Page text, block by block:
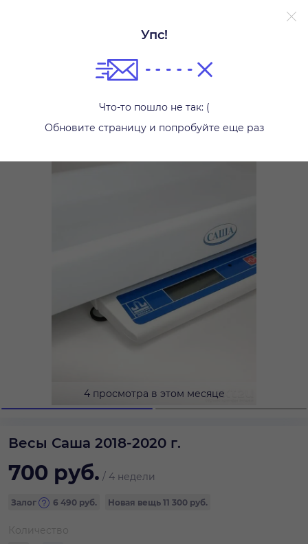
Упс!
Что-то пошло не так: (
Обновите страницу и попробуйте еще раз
4 просмотра в этом месяце
Весы Саша 2018-2020 г.
700 руб. / 4 недели
Залог 6 490 руб. Новая вещь 11 300 руб.
Количество